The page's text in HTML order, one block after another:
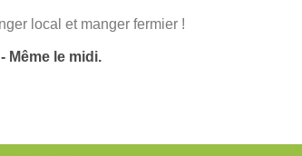
local et manger fermier !
Même le midi.